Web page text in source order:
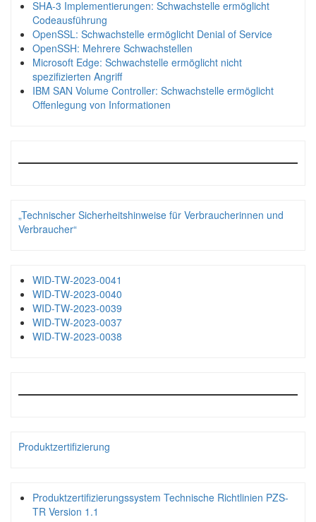
SHA-3 Implementierungen: Schwachstelle ermöglicht
Codeausführung
OpenSSL: Schwachstelle ermöglicht Denial of Service
OpenSSH: Mehrere Schwachstellen
Microsoft Edge: Schwachstelle ermöglicht nicht
spezifizierten Angriff
IBM SAN Volume Controller: Schwachstelle ermöglicht
Offenlegung von Informationen
„Technischer Sicherheitshinweise für Verbraucherinnen und
Verbraucher“
WID-TW-2023-0041
WID-TW-2023-0040
WID-TW-2023-0039
WID-TW-2023-0037
WID-TW-2023-0038
Produktzertifizierung
Produktzertifizierungssystem Technische Richtlinien PZS-
TR Version 1.1